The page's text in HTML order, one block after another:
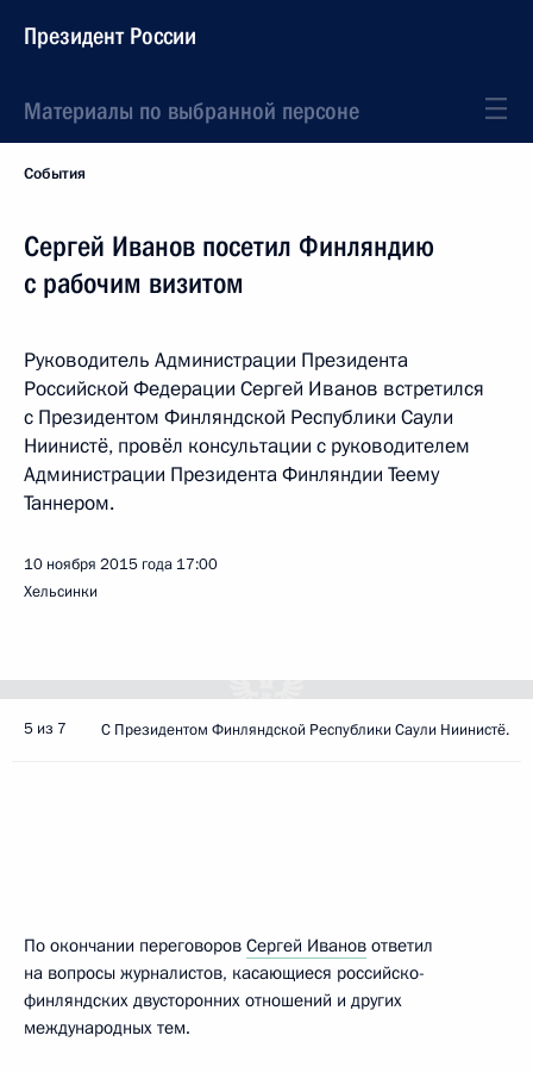
Президент России
Материалы по выбранной персоне
События
Сергей Иванов посетил Финляндию
с рабочим визитом
Руководитель Администрации Президента
Российской Федерации Сергей Иванов встретился
с Президентом Финляндской Республики Саули
Ниинистё, провёл консультации с руководителем
Администрации Президента Финляндии Теему
Таннером.
10 ноября 2015 года 17:00
Хельсинки
5 из 7 С Президентом Финляндской Республики Саули Ниинистё.
По окончании переговоров Сергей Иванов ответил
на вопросы журналистов, касающиеся российско-
финляндских двусторонних отношений и других
международных тем.